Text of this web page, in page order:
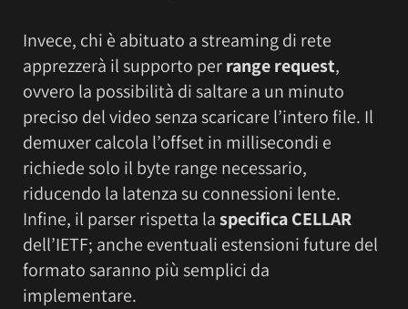
Invece, chi è abituato a streaming di rete
apprezzerà il supporto perrange request,
ovvero la possibilità di saltare a un minuto
preciso del video senza scaricare l’intero file. Il
demuxer calcola l’offset in millisecondi e
richiede solo il byte range necessario,
riducendo la latenza su connessioni lente.
Infine, il parser rispetta laspecifica CELLAR
dell’IETF; anche eventuali estensioni future del
formato saranno più semplici da
implementare.